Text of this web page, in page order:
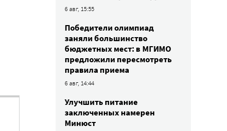
6 авг, 15:55
Победители олимпиад
заняли большинство
бюджетных мест: в МГИМО
предложили пересмотреть
правила приема
6 авг, 14:44
Улучшить питание
заключенных намерен
Минюст